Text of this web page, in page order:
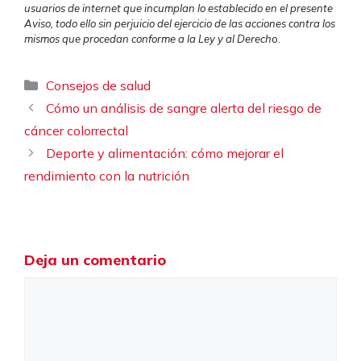
usuarios de internet que incumplan lo establecido en el presente
Aviso, todo ello sin perjuicio del ejercicio de las acciones contra los
mismos que procedan conforme a la Ley y al Derecho.
Categorías
Consejos de salud
Cómo un análisis de sangre alerta del riesgo de
cáncer colorrectal
Deporte y alimentación: cómo mejorar el
rendimiento con la nutrición
Deja un comentario